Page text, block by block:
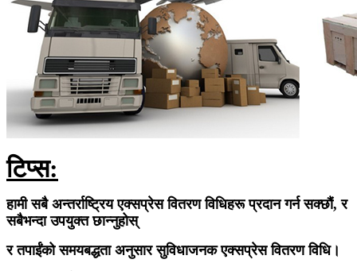
टिप्स:
हामी सबै अन्तर्राष्ट्रिय एक्सप्रेस वितरण विधिहरू प्रदान गर्न सक्छौं, र
सबैभन्दा उपयुक्त छान्नुहोस्
र तपाईंको समयबद्धता अनुसार सुविधाजनक एक्सप्रेस वितरण विधि।